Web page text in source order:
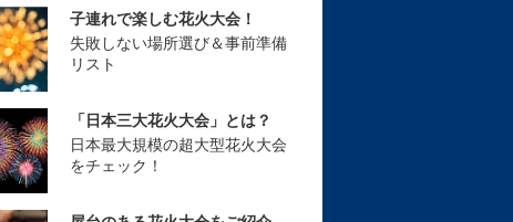
子連れで楽しむ花火大会！
失敗しない場所選び＆事前準備
リスト
「日本三大花火大会」とは？
日本最大規模の超大型花火大会
をチェック！